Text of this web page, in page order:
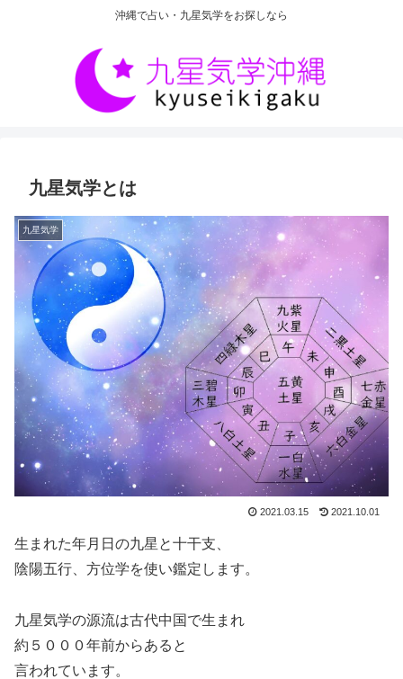
沖縄で占い・九星気学をお探しなら
九星気学とは
九星気学
2021.03.15 2021.10.01
生まれた年月日の九星と十干支、
陰陽五行、方位学を使い鑑定します。
九星気学の源流は古代中国で生まれ
約５０００年前からあると
言われています。